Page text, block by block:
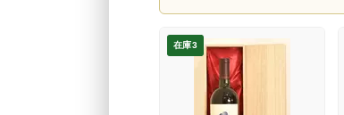
在庫3